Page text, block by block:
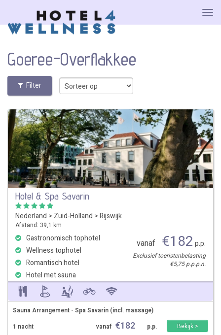
Goeree-Overflakkee
Filter
Hotel & Spa Savarin
Nederland > Zuid-Holland >Rijswijk
Afstand: 39,1 km
Gastronomisch tophotel
Wellness tophotel
Romantisch hotel
Hotel met sauna
vanaf €182 p.p.
Exclusief toeristenbelasting
€5,75 p.p.p.n.
Sauna Arrangement - Spa Savarin (incl. massage)
1 nacht
vanaf €182 p.p.
Bekijk >